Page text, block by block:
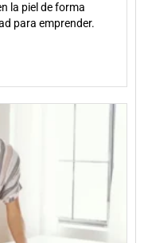
la piel de forma
para emprender.